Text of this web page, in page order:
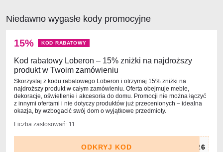
Niedawno wygasłe kody promocyjne
15% KOD RABATOWY
Kod rabatowy Loberon – 15% zniżki na najdroższy
produkt w Twoim zamówieniu
Skorzystaj z kodu rabatowego Loberon i otrzymaj 15% zniżki na
najdroższy produkt w całym zamówieniu. Oferta obejmuje meble,
dekoracje, oświetlenie i akcesoria do domu. Promocji nie można łączyć
z innymi ofertami i nie dotyczy produktów już przecenionych – idealna
okazja, by wzbogacić swój dom o wyjątkowe przedmioty.
Liczba zastosowań: 11
ODKRYJ KOD